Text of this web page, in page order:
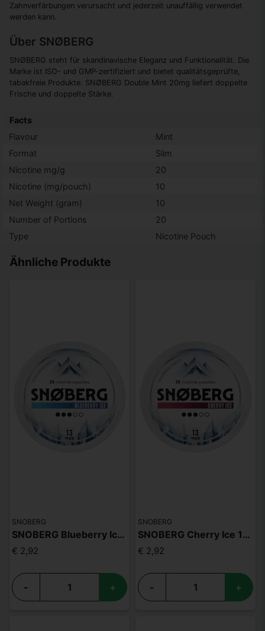
Ähnliche Produkte
SNOBERG
SNOBERG Blueberry Ice 13mg
€ 2,92
- +
SNOBERG
SNOBERG Cherry Ice 13mg
€ 2,92
- +
Zahnverfärbungen verursacht und jederzeit unauffällig verwendet
werden kann.
Über SNØBERG
SNØBERG steht für skandinavische Eleganz und Funktionalität. Die
Marke ist ISO- und GMP-zertifiziert und bietet qualitätsgeprüfte,
tabakfreie Produkte. SNØBERG Double Mint 20mg liefert doppelte
Frische und doppelte Stärke.
Facts
Flavour
Mint
Format
Slim
Nicotine mg/g
20
Nicotine (mg/pouch)
10
Net Weight (gram)
10
Number of Portions
20
Type
Nicotine Pouch